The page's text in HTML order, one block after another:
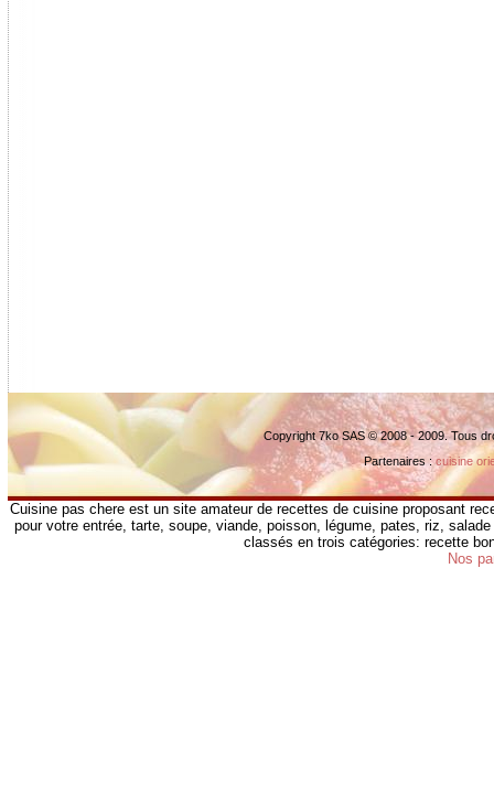
Copyright 7ko SAS © 2008 - 2009. Tous
Partenaires :cuisine
Cuisine pas chere est un site amateur de recettes de cuisine proposant
pour votre entrée, tarte, soupe, viande, poisson, légume, pates, riz,
classés en trois catégories: recette
Nos